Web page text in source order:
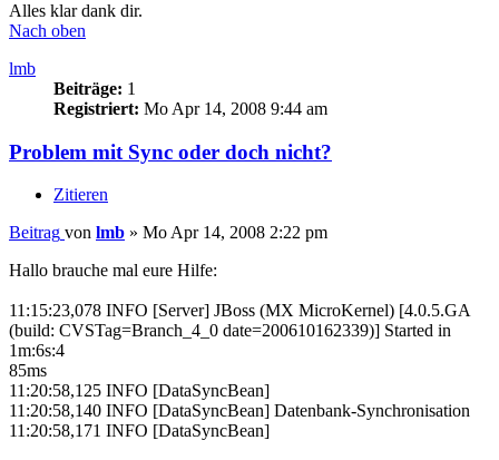
Alles klar dank dir.
Nach oben
lmb
Beiträge: 1
Registriert: Mo Apr 14, 2008 9:44 am
Problem mit Sync oder doch nicht?
Zitieren
Beitrag von lmb » Mo Apr 14, 2008 2:22 pm
Hallo brauche mal eure Hilfe:
11:15:23,078 INFO [Server] JBoss (MX MicroKernel) [4.0.5.GA
(build: CVSTag=Branch_4_0 date=200610162339)] Started in
1m:6s:4
85ms
11:20:58,125 INFO [DataSyncBean]
11:20:58,140 INFO [DataSyncBean] Datenbank-Synchronisation
11:20:58,171 INFO [DataSyncBean]